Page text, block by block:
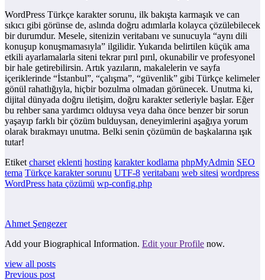
WordPress Türkçe karakter sorunu, ilk bakışta karmaşık ve can
sıkıcı gibi görünse de, aslında doğru adımlarla kolayca çözülebilecek
bir durumdur. Mesele, sitenizin veritabanı ve sunucuyla “aynı dili
konuşup konuşmamasıyla” ilgilidir. Yukarıda belirtilen küçük ama
etkili ayarlamalarla siteni tekrar pırıl pırıl, okunabilir ve profesyonel
bir hale getirebilirsin. Artık yazıların, makalelerin ve sayfa
içeriklerinde “İstanbul”, “çalışma”, “güvenlik” gibi Türkçe kelimeler
gönül rahatlığıyla, hiçbir bozulma olmadan görünecek. Unutma ki,
dijital dünyada doğru iletişim, doğru karakter setleriyle başlar. Eğer
bu rehber sana yardımcı olduysa veya daha önce benzer bir sorun
yaşayıp farklı bir çözüm bulduysan, deneyimlerini aşağıya yorum
olarak bırakmayı unutma. Belki senin çözümün de başkalarına ışık
tutar!
Etiket charset eklenti hosting karakter kodlama phpMyAdmin SEO
tema Türkçe karakter sorunu UTF-8 veritabanı web sitesi wordpress
WordPress hata çözümü wp-config.php
Ahmet Şengezer
Add your Biographical Information. Edit your Profile now.
view all posts
Previous post